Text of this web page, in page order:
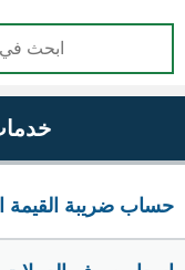
حساب ضريبة القيمة